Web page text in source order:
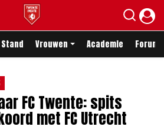
Stand Vrouwen Academie Forum
FC Twente: spits
met FC Utrecht